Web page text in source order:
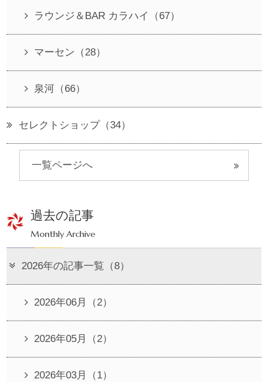
ラウンジ＆BAR カラハイ（67）
マーセン（28）
泉河（66）
セレクトショップ（34）
一覧ページへ
過去の記事
Monthly Archive
2026年の記事一覧（8）
2026年06月（2）
2026年05月（2）
2026年03月（1）